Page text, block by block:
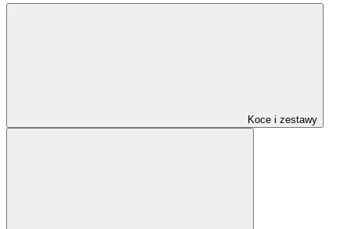
Koce i zestawy